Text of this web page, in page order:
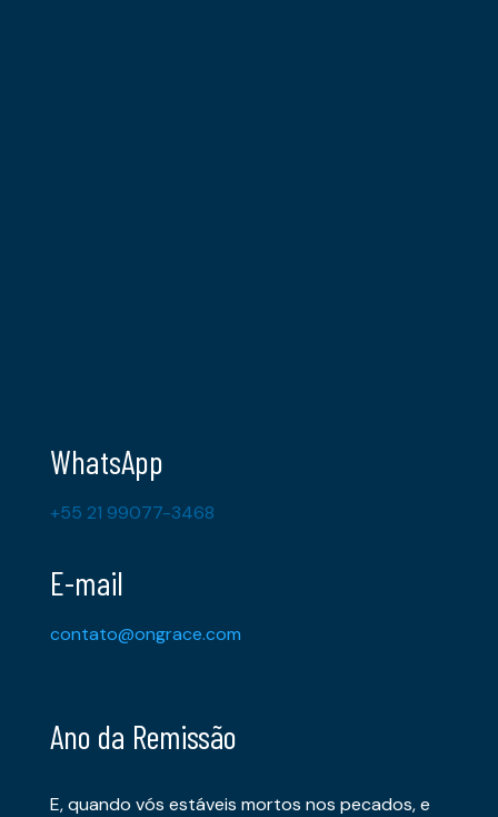
WhatsApp
+55 21 99077-3468
E-mail
contato@ongrace.com
Ano da Remissão
E, quando vós estáveis mortos nos pecados, e